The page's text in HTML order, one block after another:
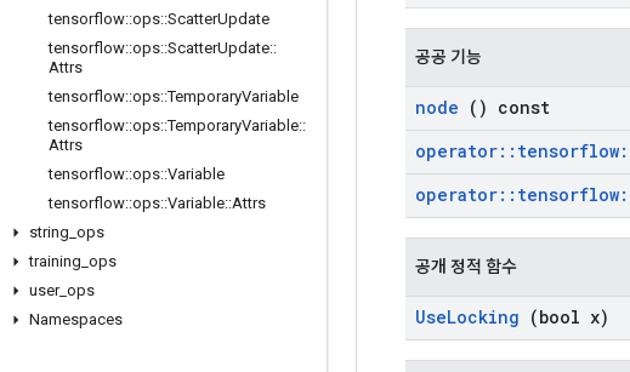
tensorflow::ops::ScatterUpdate
tensorflow::ops::ScatterUpdate::
Attrs
tensorflow::ops::TemporaryVariable
tensorflow::ops::TemporaryVariable::
Attrs
tensorflow::ops::Variable
tensorflow::ops::Variable::Attrs
string ops
training ops
user_ ops
Namespaces
공공 기능
node () const
operator:: tensorflow
operator:: tensorflow
공개 정적 함수
UseLocking (bool x)